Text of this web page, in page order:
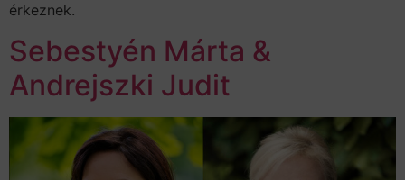
érkeznek.
Sebestyén Márta &
Andrejszki Judit